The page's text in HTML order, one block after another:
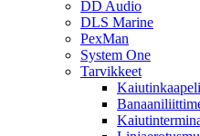
DD Audio
DLS Marine
PexMan
System One
Tarvikkeet